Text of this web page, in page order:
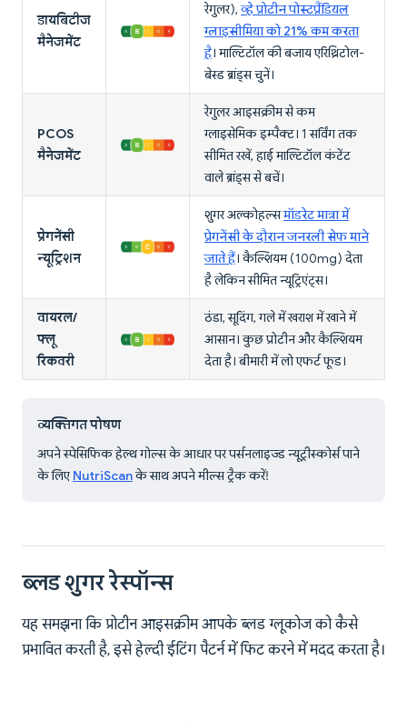
डायबिटीज
मैनेजमेंट
रेगुलर), व्हे प्रोटीन पोस्टप्रैंडियल
ग्लाइसीमिया को 21% कम करता
है। माल्टिटॉल की बजाय एरिथ्रिटोल-
बेस्ड ब्रांड्स चुनें।
PCOS
मैनेजमेंट
रेगुलर आइसक्रीम से कम
ग्लाइसेमिक इम्पैक्ट। 1 सर्विंग तक
सीमित रखें, हाई माल्टिटॉल कंटेंट
वाले ब्रांड्स से बचें।
प्रेगनेंसी
न्यूट्रिशन
शुगर अल्कोहल्समॉडरेट मात्रा में
प्रेगनेंसी के दौरान जनरली सेफ माने
जाते हैं। कैल्शियम (100mg) देता
है लेकिन सीमित न्यूट्रिएंट्स।
वायरल/
फ्लू
रिकवरी
ठंडा, सूदिंग, गले में खराश में खाने में
आसान। कुछ प्रोटीन और कैल्शियम
देता है। बीमारी में लो एफर्ट फूड।
व्यक्तिगत पोषण
अपने स्पेसिफिक हेल्थ गोल्स के आधार पर पर्सनलाइज्ड न्यूट्रीस्कोर्स पाने
के लिए NutriScanके साथ अपने मील्स ट्रैक करें!
ब्लड शुगर रेस्पॉन्स
यह समझना कि प्रोटीन आइसक्रीम आपके ब्लड ग्लूकोज को कैसे
प्रभावित करती है, इसे हेल्दी ईटिंग पैटर्न में फिट करने में मदद करता है।